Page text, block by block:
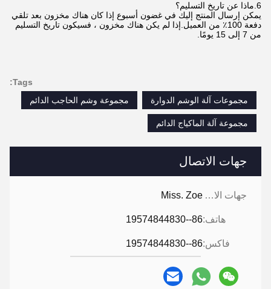
جهات الاتصال
جهات الاتصال: Miss. Zoe
هاتف:86--19574844830
فاكس:86--19574844830
6.ماذا عن تاريخ التسليم؟
يمكن إرسال المنتج إليك في غضون أسبوع إذا كان هناك مخزون بعد تلقي
دفعة 100٪ من العميل.إذا لم يكن هناك مخزون ، فسيكون تاريخ التسليم
من 7 إلى 15 يومًا.
Tags:
مجموعات آلة الوشم الدوارة
مجموعة وشم الحاجب الدائم
مجموعة آلة الماكياج الدائم